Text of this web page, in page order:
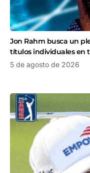
Jon Rahm busca un
títulos individuales en
5 de agosto de 2026